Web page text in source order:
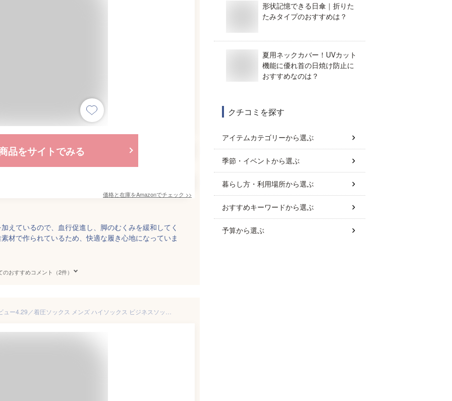
品をサイトでみる
価格と在庫をAmazonでチェック >>
えているので、血行促進し、脚のむくみを緩和してく
材で作られているため、快適な履き心地になっていま
のおすすめコメント（2件）
形状記憶できる日傘｜折りた
たみタイプのおすすめは？
夏用ネックカバー！UVカット
機能に優れ首の日焼け防止に
おすすめなのは？
クチコミを探す
アイテムカテゴリーから選ぶ
季節・イベントから選ぶ
暮らし方・利用場所から選ぶ
おすすめキーワードから選ぶ
予算から選ぶ